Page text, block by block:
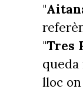
"
"Tres
lloc